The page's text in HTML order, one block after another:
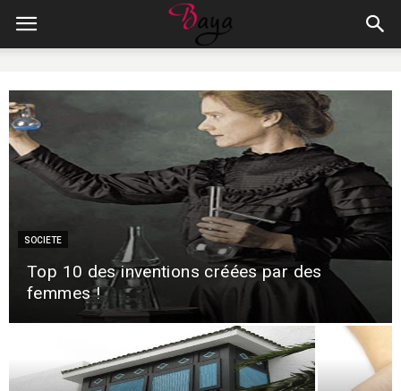
SOCIETE
Top 10 des inventions créées par des
femmes !